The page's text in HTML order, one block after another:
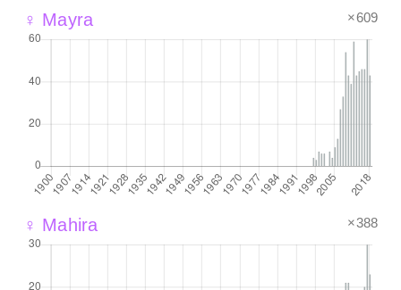
♀ Mayra ×609
♀ Mahira ×388